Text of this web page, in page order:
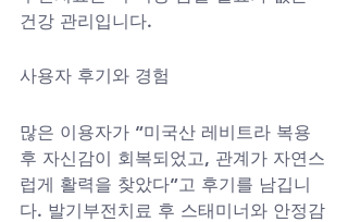
건강 관리입니다.
사용자 후기와 경험
많은 이용자가 “미국산 레비트라 복용
후 자신감이 회복되었고, 관계가 자연스
럽게 활력을 찾았다”고 후기를 남깁니
다. 발기부전치료 후 스태미너와 안정감